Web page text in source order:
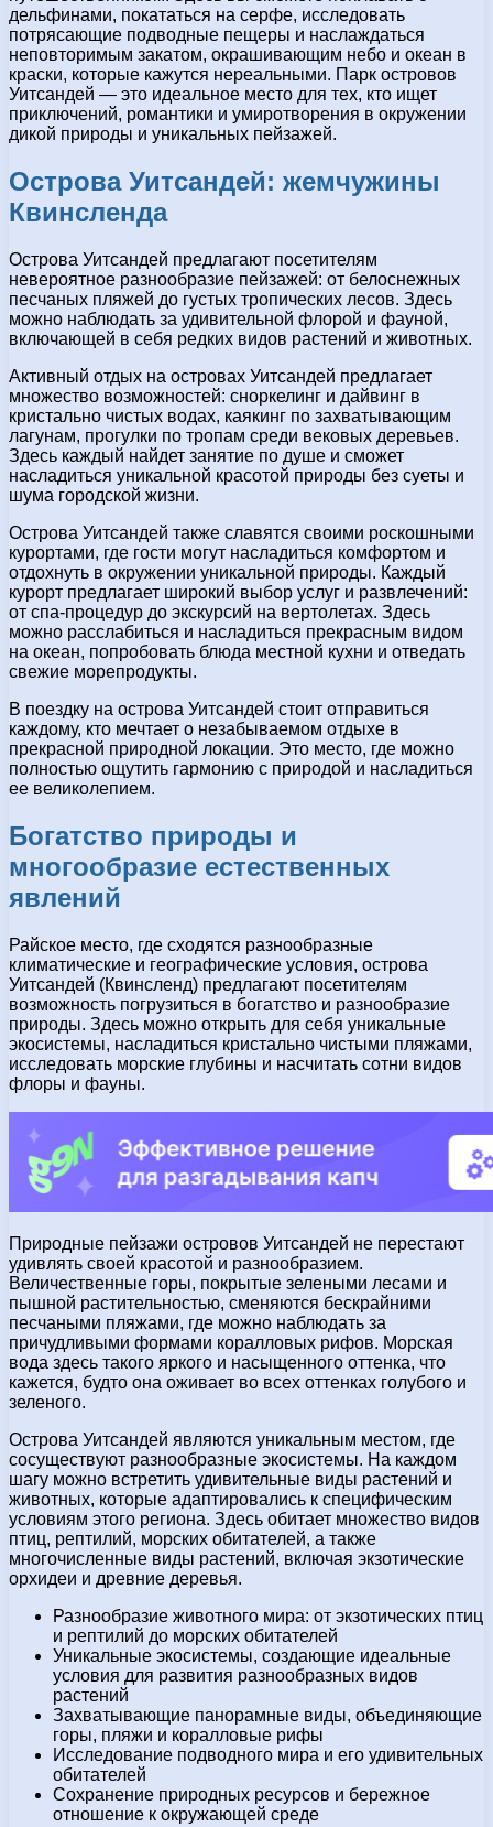
дельфинами, покататься на серфе, исследовать
потрясающие подводные пещеры и наслаждаться
неповторимым закатом, окрашивающим небо и океан в
краски, которые кажутся нереальными. Парк островов
Уитсандей — это идеальное место для тех, кто ищет
приключений, романтики и умиротворения в окружении
дикой природы и уникальных пейзажей.
Острова Уитсандей: жемчужины
Квинсленда
Острова Уитсандей предлагают посетителям
невероятное разнообразие пейзажей: от белоснежных
песчаных пляжей до густых тропических лесов. Здесь
можно наблюдать за удивительной флорой и фауной,
включающей в себя редких видов растений и животных.
Активный отдых на островах Уитсандей предлагает
множество возможностей: сноркелинг и дайвинг в
кристально чистых водах, каякинг по захватывающим
лагунам, прогулки по тропам среди вековых деревьев.
Здесь каждый найдет занятие по душе и сможет
насладиться уникальной красотой природы без суеты и
шума городской жизни.
Острова Уитсандей также славятся своими роскошными
курортами, где гости могут насладиться комфортом и
отдохнуть в окружении уникальной природы. Каждый
курорт предлагает широкий выбор услуг и развлечений:
от спа-процедур до экскурсий на вертолетах. Здесь
можно расслабиться и насладиться прекрасным видом
на океан, попробовать блюда местной кухни и отведать
свежие морепродукты.
В поездку на острова Уитсандей стоит отправиться
каждому, кто мечтает о незабываемом отдыхе в
прекрасной природной локации. Это место, где можно
полностью ощутить гармонию с природой и насладиться
ее великолепием.
Богатство природы и
многообразие естественных
явлений
Райское место, где сходятся разнообразные
климатические и географические условия, острова
Уитсандей (Квинсленд) предлагают посетителям
возможность погрузиться в богатство и разнообразие
природы. Здесь можно открыть для себя уникальные
экосистемы, насладиться кристально чистыми пляжами,
исследовать морские глубины и насчитать сотни видов
флоры и фауны.
Природные пейзажи островов Уитсандей не перестают
удивлять своей красотой и разнообразием.
Величественные горы, покрытые зелеными лесами и
пышной растительностью, сменяются бескрайними
песчаными пляжами, где можно наблюдать за
причудливыми формами коралловых рифов. Морская
вода здесь такого яркого и насыщенного оттенка, что
кажется, будто она оживает во всех оттенках голубого и
зеленого.
Острова Уитсандей являются уникальным местом, где
сосуществуют разнообразные экосистемы. На каждом
шагу можно встретить удивительные виды растений и
животных, которые адаптировались к специфическим
условиям этого региона. Здесь обитает множество видов
птиц, рептилий, морских обитателей, а также
многочисленные виды растений, включая экзотические
орхидеи и древние деревья.
Разнообразие животного мира: от экзотических птиц
и рептилий до морских обитателей
Уникальные экосистемы, создающие идеальные
условия для развития разнообразных видов
растений
Захватывающие панорамные виды, объединяющие
горы, пляжи и коралловые рифы
Исследование подводного мира и его удивительных
обитателей
Сохранение природных ресурсов и бережное
отношение к окружающей среде